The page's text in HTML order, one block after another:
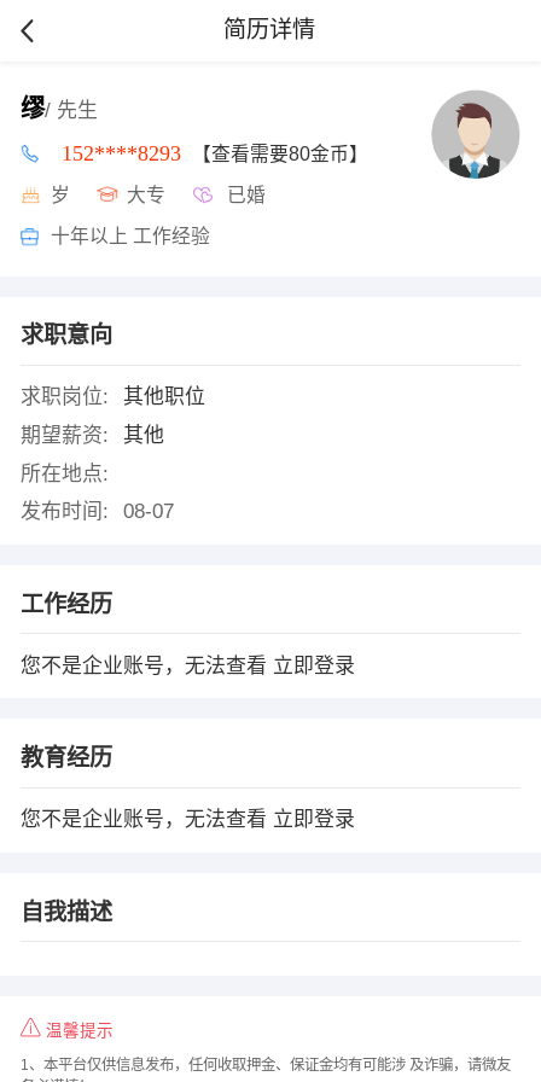
简历详情
缪/ 先生
152****8293 【查看需要80金币】
岁 大专 已婚
十年以上 工作经验
求职意向
求职岗位:
其他职位
期望薪资:
其他
所在地点:
发布时间:
08-07
工作经历
您不是企业账号，无法查看 立即登录
教育经历
您不是企业账号，无法查看 立即登录
自我描述
温馨提示
1、本平台仅供信息发布，任何收取押金、保证金均有可能涉 及诈骗，请微友